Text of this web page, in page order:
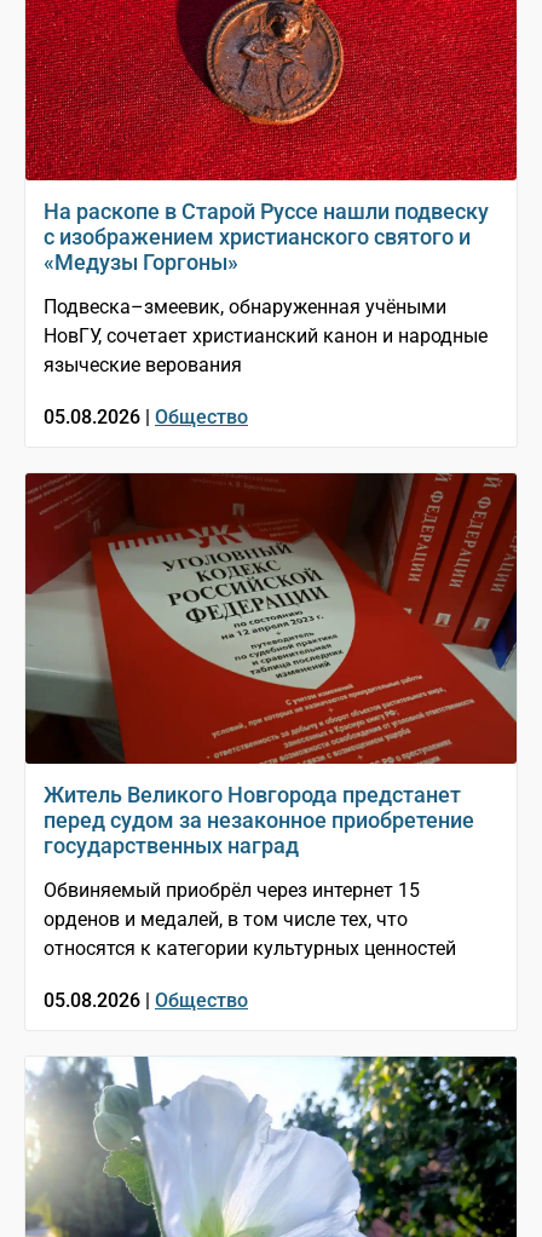
На раскопе в Старой Руссе нашли подвеску
с изображением христианского святого и
«Медузы Горгоны»
Подвеска–змеевик, обнаруженная учёными
НовГУ, сочетает христианский канон и народные
языческие верования
05.08.2026 | Общество
Житель Великого Новгорода предстанет
перед судом за незаконное приобретение
государственных наград
Обвиняемый приобрёл через интернет 15
орденов и медалей, в том числе тех, что
относятся к категории культурных ценностей
05.08.2026 | Общество